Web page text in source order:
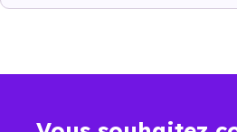
BBC, RT2012, RE2020